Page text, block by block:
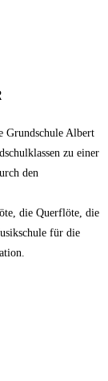
Grundschule Albert
zu einer
den
die Querflöte, die
für die